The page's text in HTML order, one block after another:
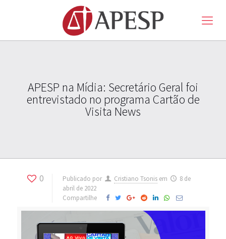
APESP na Mídia: Secretário Geral foi
entrevistado no programa Cartão de
Visita News
0 Publicado por Cristiano Tsonis em
8 de
abril de 2022
Compartilhe